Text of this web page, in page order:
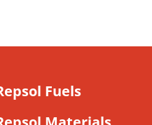
Fuels